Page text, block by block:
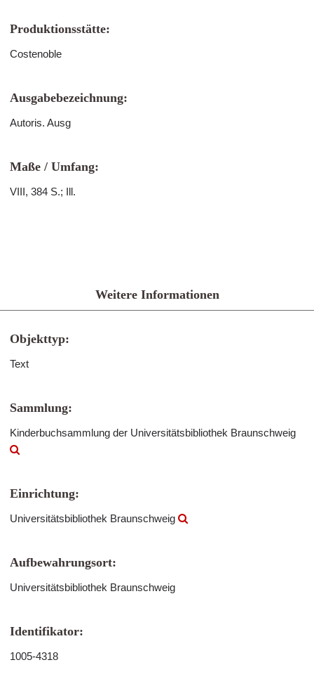
Produktionsstätte:
Costenoble
Ausgabebezeichnung:
Autoris. Ausg
Maße / Umfang:
VIII, 384 S.; Ill.
Weitere Informationen
Objekttyp:
Text
Sammlung:
Kinderbuchsammlung der Universitätsbibliothek Braunschweig
Einrichtung:
Universitätsbibliothek Braunschweig
Aufbewahrungsort:
Universitätsbibliothek Braunschweig
Identifikator:
1005-4318